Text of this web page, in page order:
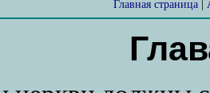
Главная страница|